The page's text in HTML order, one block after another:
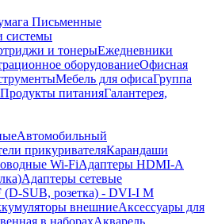
Письменные
системы
и тонерыЕжедневники
оборудованиеОфисная
Мебель для офисаГруппа
Продукты питанияГалантерея,
Автомобильный
прикуривателяКарандаши
Wi-FiАдаптеры HDMI-A
Адаптеры сетевые
SUB, розетка) - DVI-I M
внешниеАксессуары для
в наборахАкварель